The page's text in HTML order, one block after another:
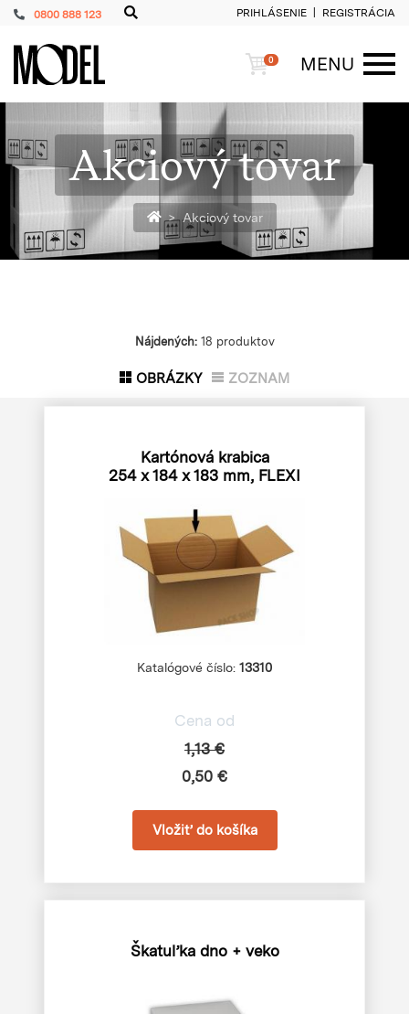
0800 888 123 PRIHLÁSENIE REGISTRÁCIA
PackShop Košík
0
MENU
Akciový tovar
Späť na homepage
Akciový tovar
Nájdených:18 produktov
OBRÁZKY ZOZNAM
Kartónová krabica
254 x 184 x 183 mm, FLEXI
Katalógové číslo: 13310
Cena od
1,13 €
0,50 €
Škatuľka dno + veko